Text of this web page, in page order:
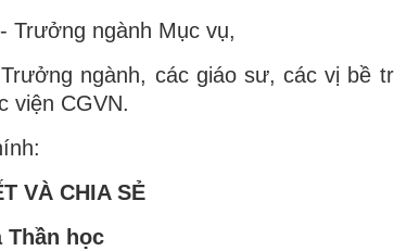
Trưởng ngành Mục vụ,
ngành, các giáo sư, các vị bề
viện CGVN.
VÀ CHIA SẺ
Thần học